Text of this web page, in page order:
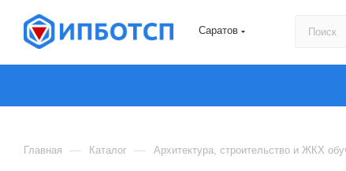
Саратов
Главная — Каталог — Архитектура, строительство и ЖКХ